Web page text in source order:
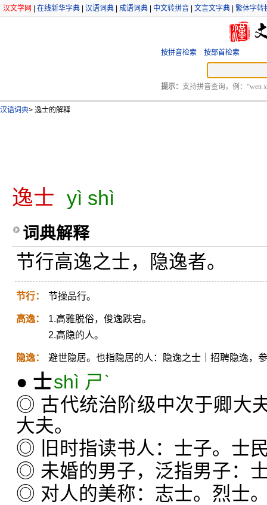
汉文学网 在线新华字典 汉语词典 成语词典 中文转拼音 文言文字典 繁体字转
按拼音检索 按部首检索
提示： 支持拼音查询，例：“wen
汉语词典> 逸士的解释
逸士 yì shì
词典解释
节行高逸之士，隐逸者。
节行： 节操品行。
高逸：
1.高雅脱俗，俊逸跌宕。
2.高隐的人。
隐逸： 避世隐居。也指隐居的人：隐逸之士｜招聘隐逸，
● 士shì ㄕˋ
◎ 古代统治阶级中次于卿大
大夫。
◎ 旧时指读书人：士子。士
◎ 未婚的男子，泛指男子：
◎ 对人的美称：志士。烈士